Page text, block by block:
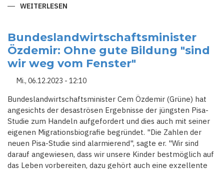
WEITERLESEN
-
HABEN
WIR
KEINE
ANDEREN
PROBLEME
IN
DEUTSCHLAND?
Bundeslandwirtschaftsminister
Özdemir: Ohne gute Bildung "sind
wir weg vom Fenster"
Mi., 06.12.2023 - 12:10
Bundeslandwirtschaftsminister Cem Özdemir (Grüne) hat
angesichts der desaströsen Ergebnisse der jüngsten Pisa-
Studie zum Handeln aufgefordert und dies auch mit seiner
eigenen Migrationsbiografie begründet. "Die Zahlen der
neuen Pisa-Studie sind alarmierend", sagte er. "Wir sind
darauf angewiesen, dass wir unsere Kinder bestmöglich auf
das Leben vorbereiten, dazu gehört auch eine exzellente